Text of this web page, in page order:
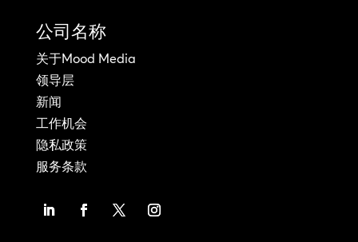
公司名称
关于Mood Media
领导层
新闻
工作机会
隐私政策
服务条款